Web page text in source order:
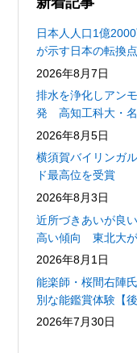
日本人人口1億
が示す日本の転換点
2026年8月7日
排水を浄化しアン
発 高知工科大・
2026年8月5日
横須賀バイリンガ
ド最高位を受賞
2026年8月3日
近所づきあいが良
高い傾向 東北大
2026年8月1日
能楽師・桜間右陣
別な能鑑賞体験【後
2026年7月30日